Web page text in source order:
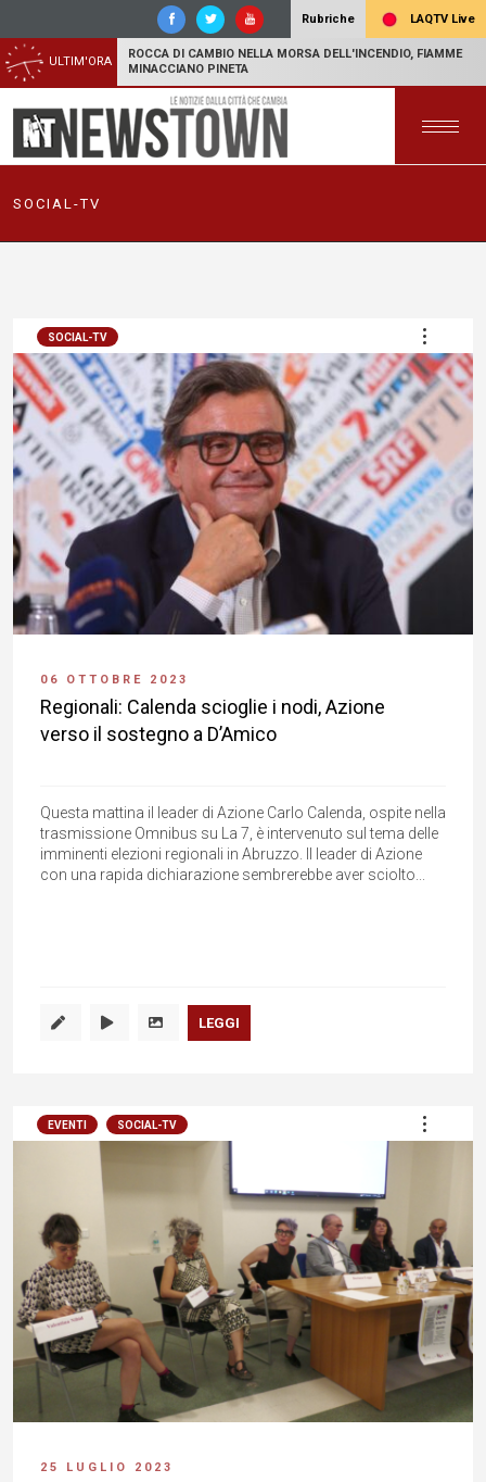
Rubriche LAQTV Live
ULTIM'ORA
ROCCA DI CAMBIO NELLA MORSA DELL'INCENDIO, FIAMME
MINACCIANO PINETA
SOCIAL-TV
SOCIAL-TV
06 OTTOBRE 2023
Regionali: Calenda scioglie i nodi, Azione
verso il sostegno a D’Amico
Questa mattina il leader di Azione Carlo Calenda, ospite nella
trasmissione Omnibus su La 7, è intervenuto sul tema delle
imminenti elezioni regionali in Abruzzo. Il leader di Azione
con una rapida dichiarazione sembrerebbe aver sciolto...
LEGGI
EVENTI SOCIAL-TV
25 LUGLIO 2023